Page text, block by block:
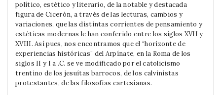
político, estético y literario, de la notable y destacada
figura de Cicerón, a través de las lecturas, cambios y
variaciones, que las distintas corrientes de pensamiento y
estéticas modernas le han conferido en­tre los siglos XVII y
XVIII. Así pues, nos encontramos que el “horizonte de
experiencias históricas” del Arpínate, en la Roma de los
siglos II y I a .C. se ve modificado por el ca­tolicismo
trentino de los jesuítas barrocos, de los calvinis­tas
protestantes, de las filosofías cartesianas.